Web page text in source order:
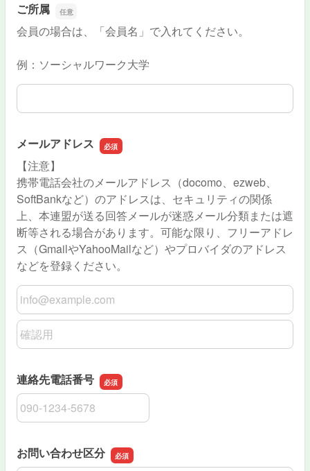
ご所属
会員の場合は、「会員名」で入れてください。
例：ソーシャルワーク大学
ご所属
メールアドレス
【注意】
携帯電話会社のメールアドレス（docomo、ezweb、
SoftBankなど）のアドレスは、セキュリティの関係
上、本連盟が送る回答メールが迷惑メール分類または遮
断等される場合があります。可能な限り、フリーアドレ
ス（GmailやYahooMailなど）やプロバイダのアドレス
などを登録ください。
メールアドレス
メールアドレスの確認用
連絡先電話番号
連絡先電話番号
お問い合わせ区分